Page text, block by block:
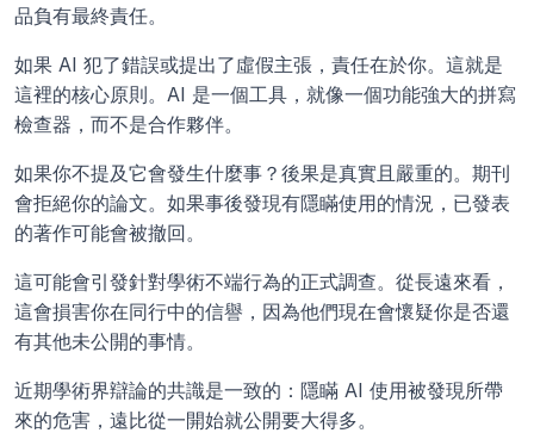
品負有最終責任。
如果 AI 犯了錯誤或提出了虛假主張，責任在於你。這就是
這裡的核心原則。AI 是一個工具，就像一個功能強大的拼寫
檢查器，而不是合作夥伴。
如果你不提及它會發生什麼事？後果是真實且嚴重的。期刊
會拒絕你的論文。如果事後發現有隱瞞使用的情況，已發表
的著作可能會被撤回。
這可能會引發針對學術不端行為的正式調查。從長遠來看，
這會損害你在同行中的信譽，因為他們現在會懷疑你是否還
有其他未公開的事情。
近期學術界辯論的共識是一致的：隱瞞 AI 使用被發現所帶
來的危害，遠比從一開始就公開要大得多。